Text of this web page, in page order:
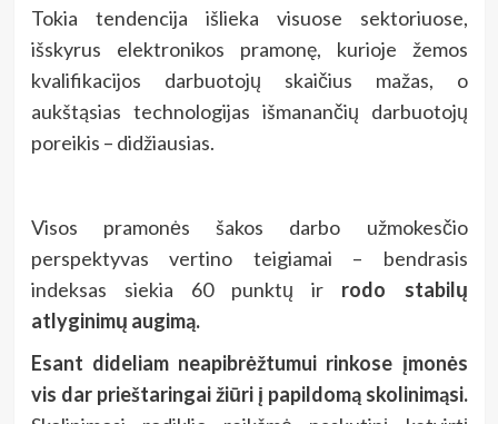
Tokia tendencija išlieka visuose sektoriuose,
išskyrus elektronikos pramonę, kurioje žemos
kvalifikacijos darbuotojų skaičius mažas, o
aukštąsias technologijas išmanančių darbuotojų
poreikis – didžiausias.
Visos pramonės šakos darbo užmokesčio
perspektyvas vertino teigiamai
– bendrasis
indeksas siekia 60 punktų ir rodo stabilų
atlyginimų augimą.
Esant dideliam neapibrėžtumui rinkose įmonės
vis dar prieštaringai žiūri į papildomą skolinimąsi.